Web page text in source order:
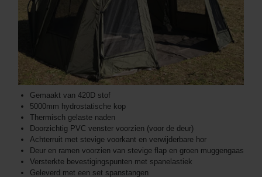
Gemaakt van 420D stof
5000mm hydrostatische kop
Thermisch gelaste naden
Doorzichtig PVC venster voorzien (voor de deur)
Achterruit met stevige voorkant en verwijderbare hor
Deur en ramen voorzien van stevige flap en groen muggengaas
Versterkte bevestigingspunten met spanelastiek
Geleverd met een set spanstangen